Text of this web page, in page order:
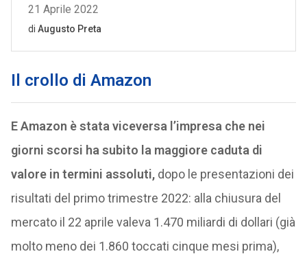
Il crollo di Amazon
E Amazon è stata viceversa l’impresa che nei
giorni scorsi ha subito la maggiore caduta di
valore in termini assoluti,dopo le presentazioni dei
risultati del primo trimestre 2022: alla chiusura del
mercato il 22 aprile valeva 1.470 miliardi di dollari (già
molto meno dei 1.860 toccati cinque mesi prima),